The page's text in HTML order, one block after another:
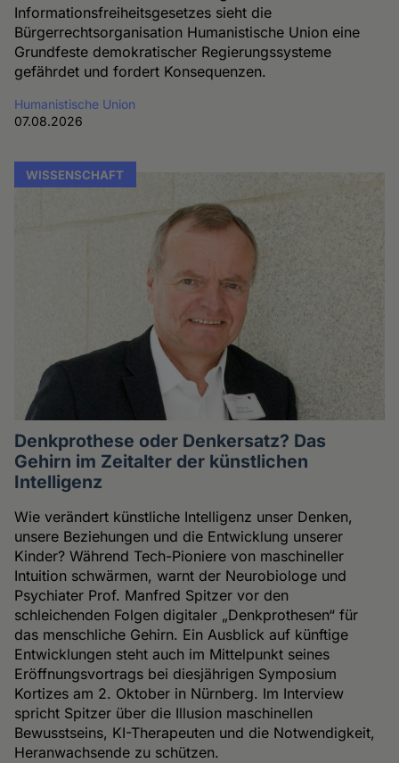
Informationsfreiheitsgesetzes sieht die
Bürgerrechtsorganisation Humanistische Union eine
Grundfeste demokratischer Regierungssysteme
gefährdet und fordert Konsequenzen.
Humanistische Union
07.08.2026
WISSENSCHAFT
Denkprothese oder Denkersatz? Das
Gehirn im Zeitalter der künstlichen
Intelligenz
Wie verändert künstliche Intelligenz unser Denken,
unsere Beziehungen und die Entwicklung unserer
Kinder? Während Tech-Pioniere von maschineller
Intuition schwärmen, warnt der Neurobiologe und
Psychiater Prof. Manfred Spitzer vor den
schleichenden Folgen digitaler „Denkprothesen“ für
das menschliche Gehirn. Ein Ausblick auf künftige
Entwicklungen steht auch im Mittelpunkt seines
Eröffnungsvortrags bei diesjährigen Symposium
Kortizes am 2. Oktober in Nürnberg. Im Interview
spricht Spitzer über die Illusion maschinellen
Bewusstseins, KI-Therapeuten und die Notwendigkeit,
Heranwachsende zu schützen.